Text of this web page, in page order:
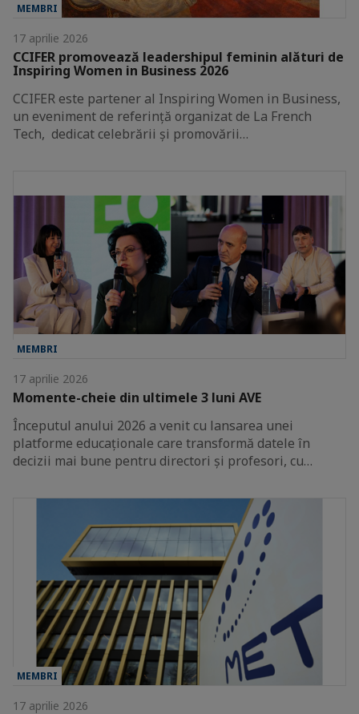
MEMBRI
17 aprilie 2026
CCIFER promovează leadershipul feminin alături de
Inspiring Women in Business 2026
CCIFER este partener al Inspiring Women in Business,
un eveniment de referință organizat de La French
Tech, dedicat celebrării și promovării…
MEMBRI
17 aprilie 2026
Momente-cheie din ultimele 3 luni AVE
Începutul anului 2026 a venit cu lansarea unei
platforme educaționale care transformă datele în
decizii mai bune pentru directori și profesori, cu…
MEMBRI
17 aprilie 2026